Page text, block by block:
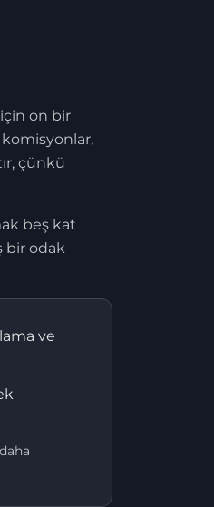
on bir
komisyonlar,
çünkü
beş kat
bir odak
ve